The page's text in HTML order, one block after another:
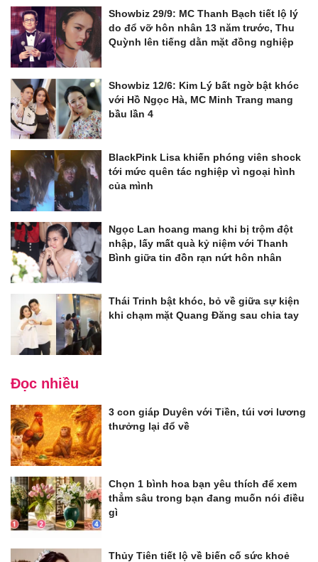
Showbiz 29/9: MC Thanh Bạch tiết lộ lý
do đổ vỡ hôn nhân 13 năm trước, Thu
Quỳnh lên tiếng dằn mặt đồng nghiệp
Showbiz 12/6: Kim Lý bất ngờ bật khóc
với Hồ Ngọc Hà, MC Minh Trang mang
bầu lần 4
BlackPink Lisa khiến phóng viên shock
tới mức quên tác nghiệp vì ngoại hình
của mình
Ngọc Lan hoang mang khi bị trộm đột
nhập, lấy mất quà kỷ niệm với Thanh
Bình giữa tin đồn rạn nứt hôn nhân
Thái Trinh bật khóc, bỏ về giữa sự kiện
khi chạm mặt Quang Đăng sau chia tay
Đọc nhiều
3 con giáp Duyên với Tiền, túi vơi lương
thưởng lại đổ về
Chọn 1 bình hoa bạn yêu thích để xem
thẳm sâu trong bạn đang muốn nói điều
gì
Thủy Tiên tiết lộ về biến cố sức khoẻ